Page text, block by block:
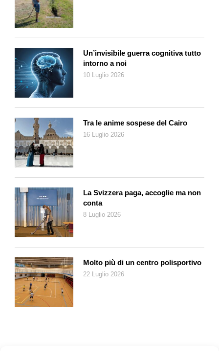
obiettivo. A meno che, e questo nessuno se lo augura, i ricavi
aumentino molto meno di quanto il preventivo preveda. Il freno
alla spesa diventa veramente effettivo solo quando
scarseggiano le risorse.
Fatte queste considerazioni vengo alle conclusioni. Come
dimostra il grafico che accompagna questo articolo, il fatto che
non si riesca a frenare la spesa nella misura in cui si dovrebbe
fare secondo piano finanziario e preventivo non ha
pregiudicato però la possibilità di raggiungere l’equilibrio tra
spese e ricavi nel lungo periodo. Grazie all’aumento superiore
al preventivato dei ricavi, il disavanzo nei conti del Cantone
continua infatti a diminuire. Non solo, ma il disavanzo nel
consuntivo è sempre minore di quello annunciato nel
preventivo. Se la tendenza dovesse continuare potremmo
anticipare un preventivo in equilibrio per il 2020 e un
questo risultato non basterà però contenere la spesa con
nuove misure di risparmio. Occorrerà anche che i ricavi
continuino ad aumentare a un tasso annuale vicino al 2%. La
speranza è l’ultima a morire!
Un’invisibile guerra cognitiva tutto
intorno a noi
10 Luglio 2026
Tra le anime sospese del Cairo
16 Luglio 2026
La Svizzera paga, accoglie ma non
conta
8 Luglio 2026
Molto più di un centro polisportivo
22 Luglio 2026